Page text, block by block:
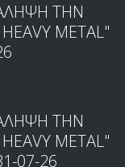
ΤΗΝ
METAL"
ΤΗΝ
METAL"
07-26